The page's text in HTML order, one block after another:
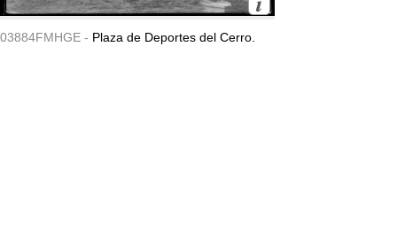
03884FMHGE - Plaza de Deportes del Cerro.